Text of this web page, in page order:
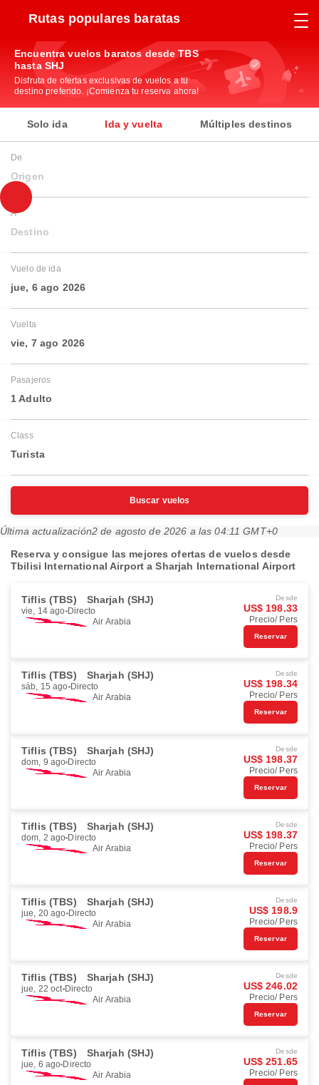
Rutas populares baratas
Encuentra vuelos baratos desde TBS
hasta SHJ
Disfruta de ofertas exclusivas de vuelos a tu
destino preferido. ¡Comienza tu reserva ahora!
Solo ida Ida y vuelta Múltiples destinos
De
Origen
A
Destino
Vuelo de ida
jue, 6 ago 2026
Vuelta
vie, 7 ago 2026
Pasajeros
1 Adulto
Class
Turista
Buscar vuelos
Última actualización2 de agosto de 2026 a las 04:11 GMT+0
Reserva y consigue las mejores ofertas de vuelos desde
Tbilisi International Airport a Sharjah International Airport
Tiflis (TBS) Sharjah (SHJ)
vie, 14 ago Directo
Air Arabia
Desde
US$ 198.33
Precio/ Pers
Reservar
Tiflis (TBS) Sharjah (SHJ)
sáb, 15 ago Directo
Air Arabia
Desde
US$ 198.34
Precio/ Pers
Reservar
Tiflis (TBS) Sharjah (SHJ)
dom, 9 ago Directo
Air Arabia
Desde
US$ 198.37
Precio/ Pers
Reservar
Tiflis (TBS) Sharjah (SHJ)
dom, 2 ago Directo
Air Arabia
Desde
US$ 198.37
Precio/ Pers
Reservar
Tiflis (TBS) Sharjah (SHJ)
jue, 20 ago Directo
Air Arabia
Desde
US$ 198.9
Precio/ Pers
Reservar
Tiflis (TBS) Sharjah (SHJ)
jue, 22 oct Directo
Air Arabia
Desde
US$ 246.02
Precio/ Pers
Reservar
Tiflis (TBS) Sharjah (SHJ)
jue, 6 ago Directo
Air Arabia
Desde
US$ 251.65
Precio/ Pers